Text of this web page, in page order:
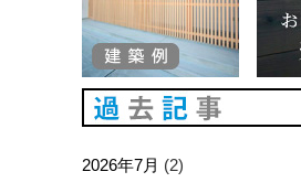
2026年7月 (2)